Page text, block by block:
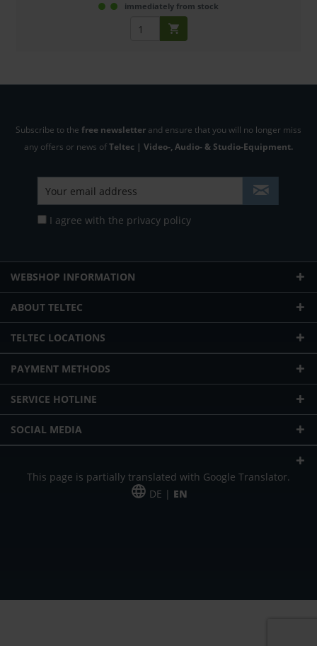
immediately from stock
Subscribe to the free newsletter and ensure that you will no longer miss
any offers or news ofTeltec | Video-, Audio- & Studio-Equipment.
I agree with the privacy policy
WEBSHOP INFORMATION
ABOUT TELTEC
TELTEC LOCATIONS
PAYMENT METHODS
SERVICE HOTLINE
SOCIAL MEDIA
This page is partially translated with Google Translator.
DE | EN